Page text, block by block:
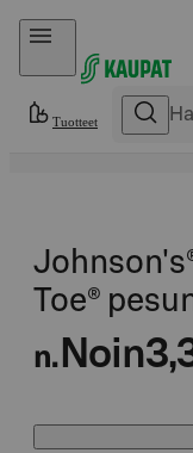
Hyppää sisältöön
Tuotteet
Toe®
n. Noin